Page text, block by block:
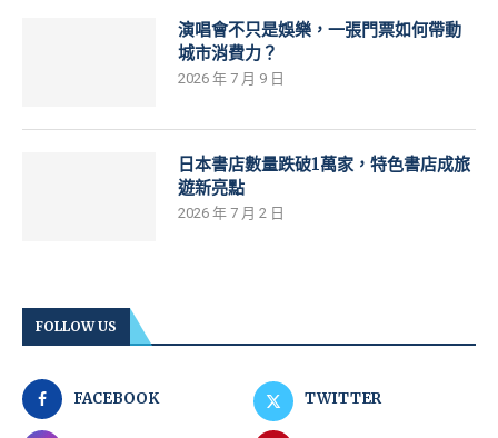
演唱會不只是娛樂，一張門票如何帶動
城市消費力？
2026 年 7 月 9 日
日本書店數量跌破1萬家，特色書店成旅
遊新亮點
2026 年 7 月 2 日
FOLLOW US
FACEBOOK TWITTER